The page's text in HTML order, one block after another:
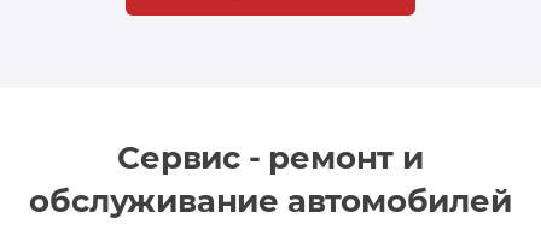
Сервис - ремонт и
обслуживание автомобилей